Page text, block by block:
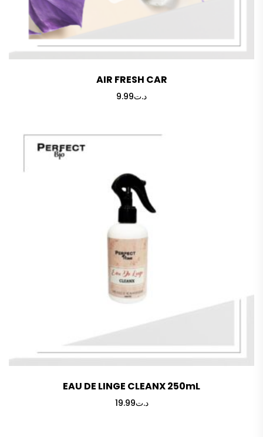
AIR FRESH CAR
د.ت9.99
EAU DE LINGE CLEANX 250mL
د.ت19.99